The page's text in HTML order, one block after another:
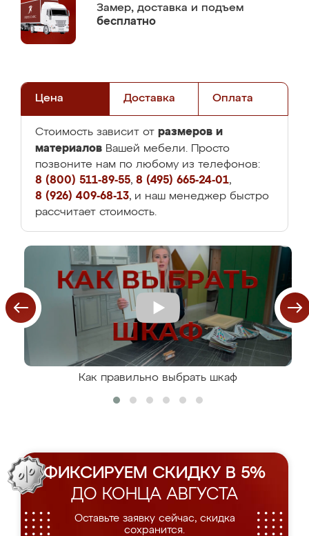
Замер, доставка и подъем
бесплатно
Цена Доставка Оплата
Стоимость зависит от размеров и
материалов Вашей мебели. Просто
позвоните нам по любому из телефонов:
8 (800) 511-89-55, 8 (495) 665-24-01,
8 (926) 409-68-13, и наш менеджер быстро
рассчитает стоимость.
Как правильно выбрать шкаф
ФИКСИРУЕМ СКИДКУ В 5%
ДО КОНЦА АВГУСТА
Оставьте заявку сейчас, скидка
сохранится.